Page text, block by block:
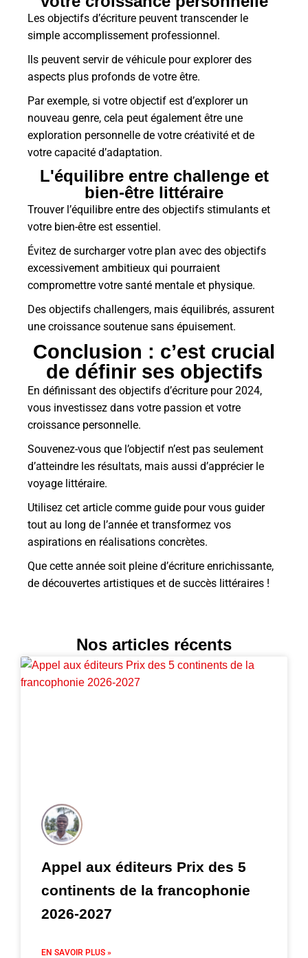
Les objectifs d’écriture peuvent transcender le
simple accomplissement professionnel.
Ils peuvent servir de véhicule pour explorer des
aspects plus profonds de votre être.
Par exemple, si votre objectif est d’explorer un
nouveau genre, cela peut également être une
exploration personnelle de votre créativité et de
votre capacité d’adaptation.
L'équilibre entre challenge et
bien-être littéraire
Trouver l’équilibre entre des objectifs stimulants et
votre bien-être est essentiel.
Évitez de surcharger votre plan avec des objectifs
excessivement ambitieux qui pourraient
compromettre votre santé mentale et physique.
Des objectifs challengers, mais équilibrés, assurent
une croissance soutenue sans épuisement.
Conclusion : c’est crucial
de définir ses objectifs
En définissant des objectifs d’écriture pour 2024,
vous investissez dans votre passion et votre
croissance personnelle.
Souvenez-vous que l’objectif n’est pas seulement
d’atteindre les résultats, mais aussi d’apprécier le
voyage littéraire.
Utilisez cet article comme guide pour vous guider
tout au long de l’année et transformez vos
aspirations en réalisations concrètes.
Que cette année soit pleine d’écriture enrichissante,
de découvertes artistiques et de succès littéraires !
Nos articles récents
Appel aux éditeurs Prix des 5
continents de la francophonie
2026-2027
EN SAVOIR PLUS »